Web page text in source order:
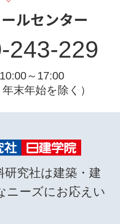
ルセンター
243-229
～17:00
末年始を除く）
研究社は建築・建
ニーズにお応えい